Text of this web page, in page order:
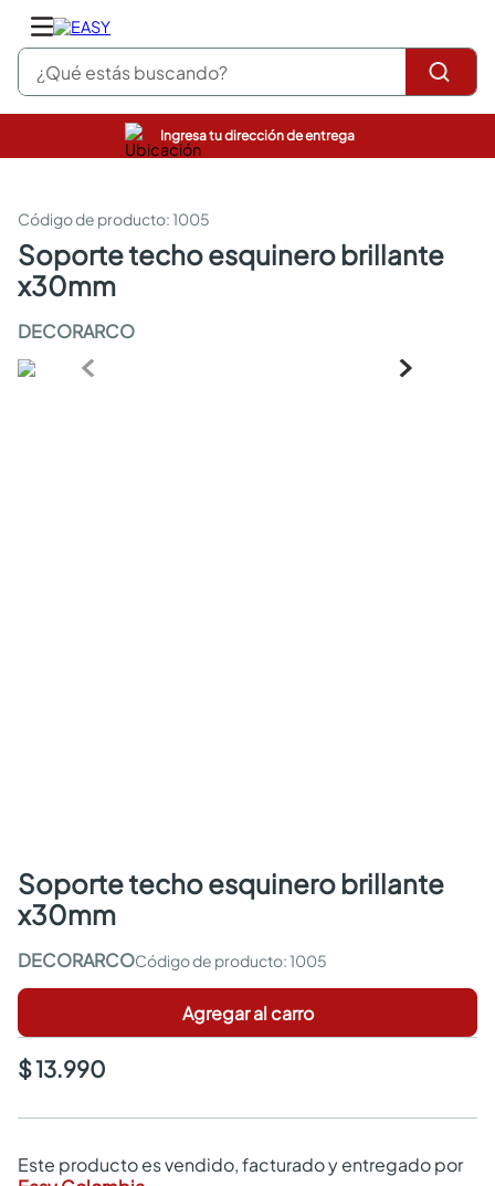
¿Qué estás buscando?
Ingresa tu dirección de entrega
:1005
soporte techo esquinero brillante
x30mm
DECORARCO
soporte techo esquinero brillante
x30mm
DECORARCO :1005
Agregar al carro
$ 13.990
Este producto es vendido, facturado y entregado por
pinturas
sanitarios
comedor
escritorio
armarios closet
comedores